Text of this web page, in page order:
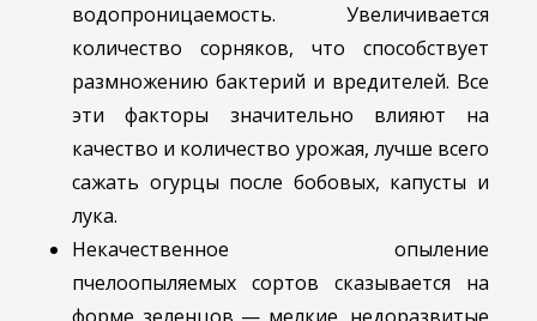
водопроницаемость. Увеличивается
количество сорняков, что способствует
размножению бактерий и вредителей. Все
эти факторы значительно влияют на
качество и количество урожая, лучше всего
сажать огурцы после бобовых, капусты и
лука.
Некачественное опыление
пчелоопыляемых сортов сказывается на